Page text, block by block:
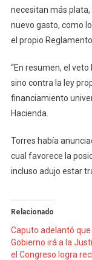
necesitan más
nuevo gasto, como
el propio Reglamento
“En resumen, el
sino contra la ley
financiamiento
Hacienda.
Torres había
cual favorece la
incluso adujo estar
Relacionado
Caputo adelantó que
Gobierno irá a la
el Congreso logra